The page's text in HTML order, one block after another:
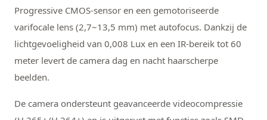
Progressive CMOS-sensor en een gemotoriseerde
varifocale lens (2,7~13,5 mm) met autofocus. Dankzij de
lichtgevoeligheid van 0,008 Lux en een IR-bereik tot 60
meter levert de camera dag en nacht haarscherpe
beelden.
De camera ondersteunt geavanceerde videocompressie